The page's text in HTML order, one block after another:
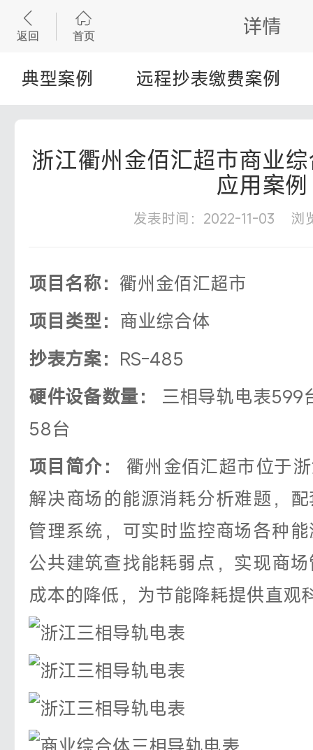
详情
 
典型案例 远程抄表缴费案例
浙江衢州金佰汇超市商业
应用案例
发表时间：2022-11-03 浏
项目名称： 衢州金佰汇超市
项目类型： 商业综合体
抄表方案： RS-485
硬件设备数量：
三相导轨电表599
58台
项目简介：
衢州金佰汇超市位于
解决商场的能源消耗分析难题，
管理系统，可实时监控商场各种
公共建筑查找能耗弱点，实现商
成本的降低，为节能降耗提供直观